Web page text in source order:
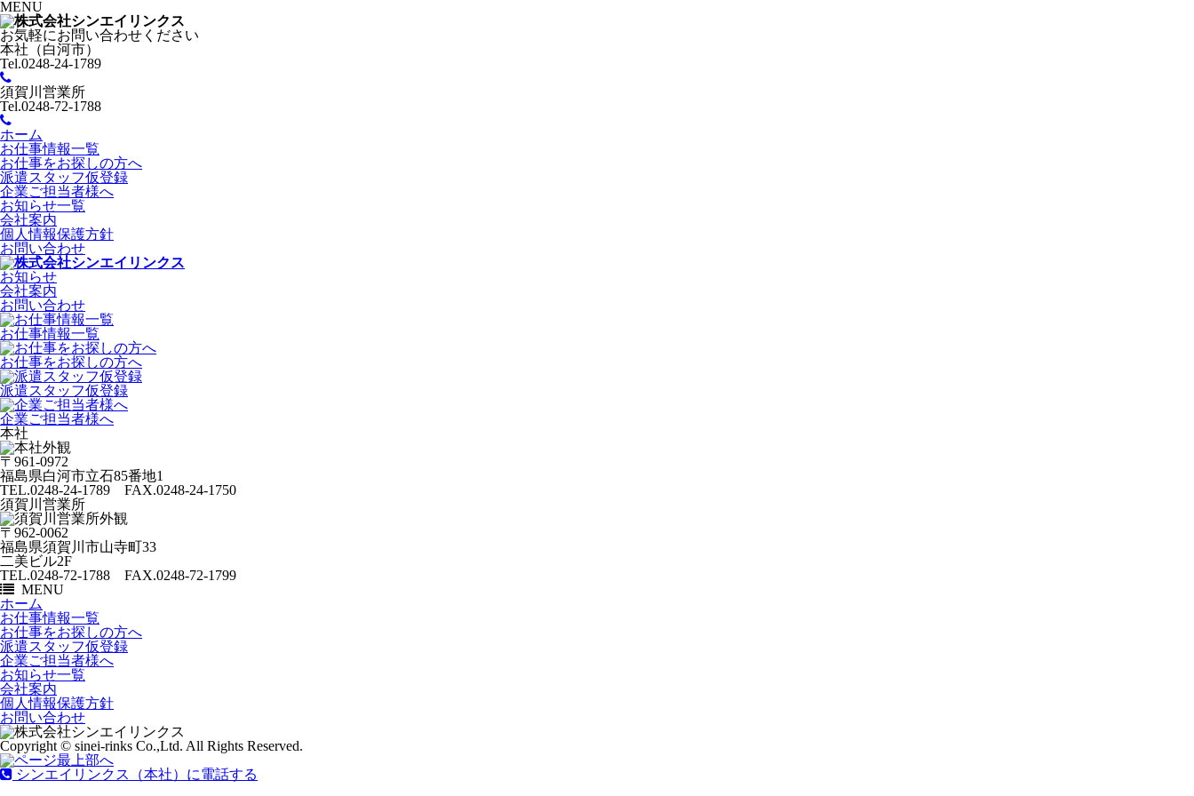
MENU
お気軽にお問い合わせください
本社（白河市）
Tel.0248-24-1789
須賀川営業所
Tel.0248-72-1788
ホーム
お仕事情報一覧
お仕事をお探しの方へ
派遣スタッフ仮登録
企業ご担当者様へ
お知らせ一覧
会社案内
個人情報保護方針
お問い合わせ
お知らせ
会社案内
お問い合わせ
お仕事情報一覧
お仕事をお探しの方へ
派遣スタッフ仮登録
企業ご担当者様へ
本社
〒961-0972
福島県白河市立石85番地1
TEL.0248-24-1789 FAX.0248-24-1750
須賀川営業所
〒962-0062
福島県須賀川市山寺町33
二美ビル2F
TEL.0248-72-1788 FAX.0248-72-1799
MENU
ホーム
お仕事情報一覧
お仕事をお探しの方へ
派遣スタッフ仮登録
企業ご担当者様へ
お知らせ一覧
会社案内
個人情報保護方針
お問い合わせ
Copyright © sinei-rinks Co.,Ltd. All Rights Reserved.
シンエイリンクス（本社）に電話する